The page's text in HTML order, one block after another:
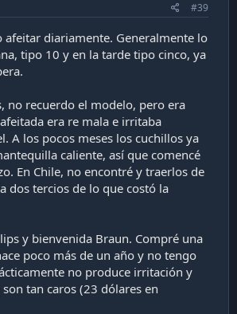
#39
afeitar diariamente. Generalmente lo
tipo 10 y en la tarde tipo cinco, ya
no recuerdo el modelo, pero era
era re mala e irritaba
A los pocos meses los cuchillos ya
caliente, así que comencé
En Chile, no encontré y traerlos de
dos tercios de lo que costó la
y bienvenida Braun. Compré una
poco más de un año y no tengo
no produce irritación y
tan caros (23 dólares en